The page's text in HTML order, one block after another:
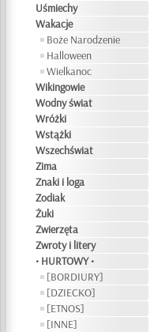
Uśmiechy
Wakacje
Boże Narodzenie
Halloween
Wielkanoc
Wikingowie
Wodny świat
Wróżki
Wstążki
Wszechświat
Zima
Znaki i loga
Zodiak
Żuki
Zwierzęta
Zwroty i litery
• HURTOWY •
[BORDIURY]
[DZIECKO]
[ETNOS]
[INNE]